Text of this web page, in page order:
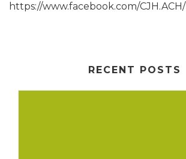
https://www.facebook.com/CJH.ACH/
RECENT POSTS